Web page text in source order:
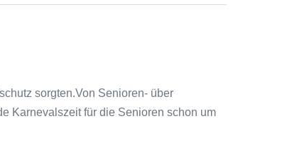
sorgten.Von Senioren- über
Karnevalszeit für die Senioren schon um